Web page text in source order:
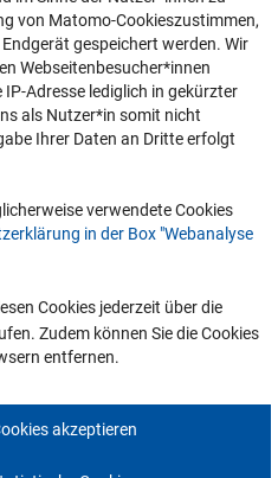
direkt in Ihr Mailpostfach oder
an.
Einstellungen
Kontakt
von Matomo-Cookieszustimmen,
gespeichert werden. Wir
Webseitenbesucher*innen
Adresse lediglich in gekürzter
als Nutzer*in somit nicht
Ihrer Daten an Dritte erfolgt
verwendete Cookies
in der Box "Webanalyse
Cookies jederzeit über die
Link)Zudem können Sie die Cookies
entfernen.
akzeptieren